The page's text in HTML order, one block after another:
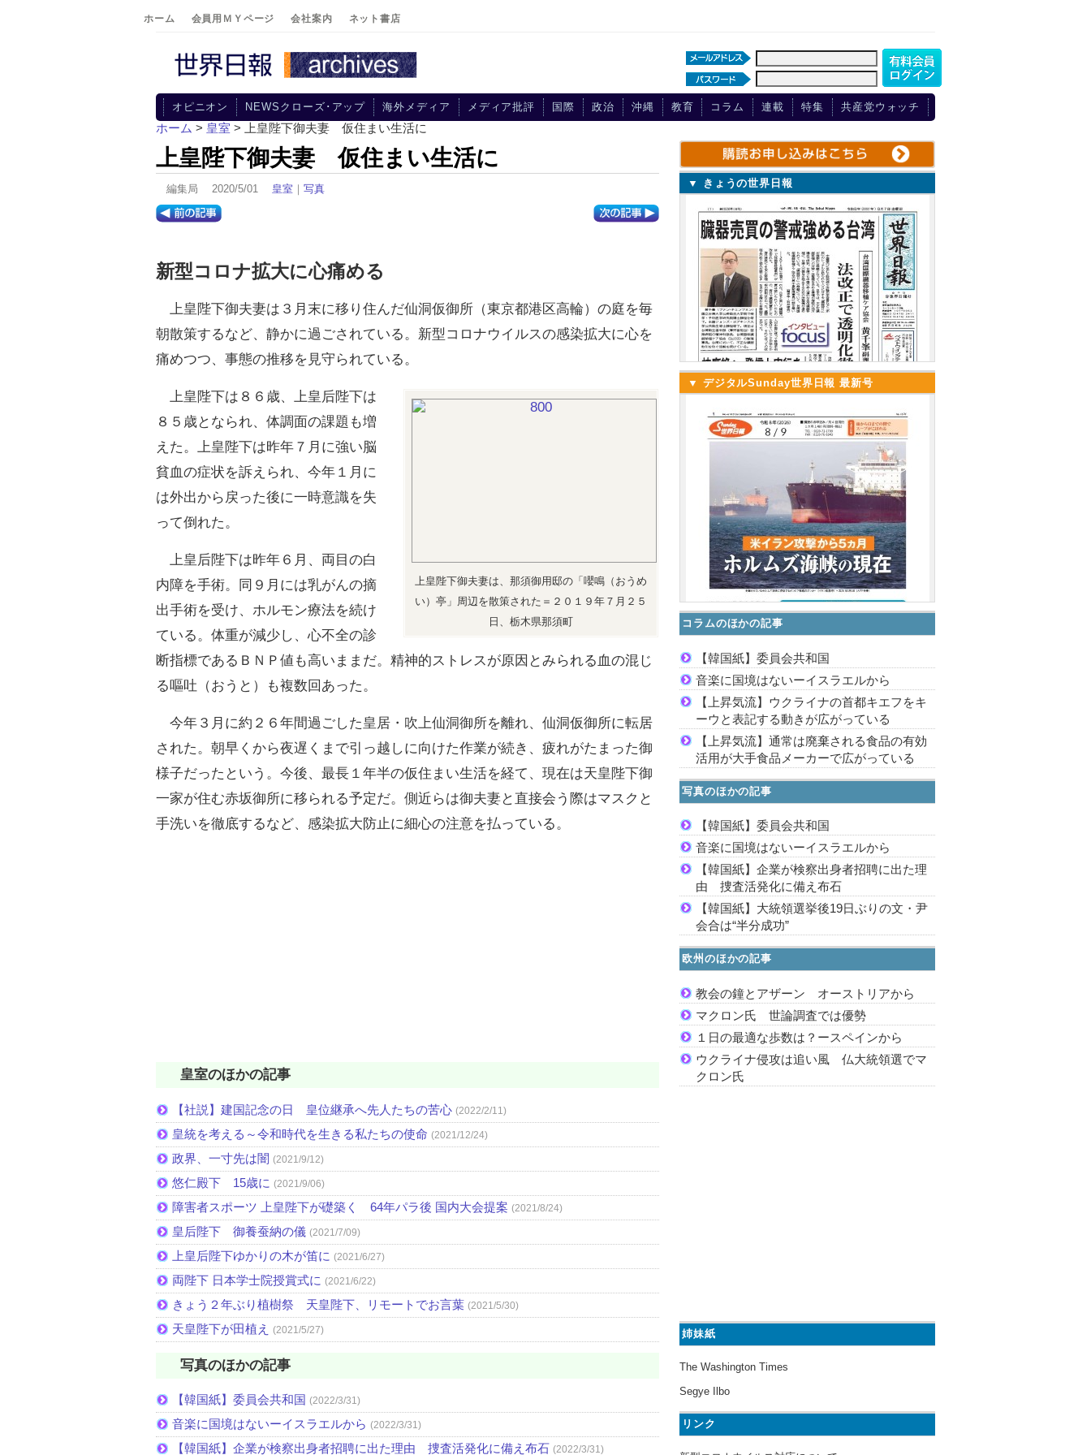
ホーム 会員用ＭＹページ 会社案内 ネット書店
オピニオン NEWSクローズ･アップ 海外メディア メディア批評 国際 政治 沖縄 教育 コラム 連載 特集 共産党ウォッチ
ホーム > 皇室 > 上皇陛下御夫妻 仮住まい生活に
上皇陛下御夫妻 仮住まい生活に
編集局 2020/5/01 皇室 ｜ 写真
新型コロナ拡大に心痛める
上皇陛下御夫妻は３月末に移り住んだ仙洞仮御所（東京都港区高輪）の庭を毎
朝散策するなど、静かに過ごされている。新型コロナウイルスの感染拡大に心を
痛めつつ、事態の推移を見守られている。
上皇陛下御夫妻は、那須御用邸の「嚶鳴（おうめ
い）亭」周辺を散策された＝２０１９年７月２５
日、栃木県那須町
上皇陛下は８６歳、上皇后陛下は
８５歳となられ、体調面の課題も増
えた。上皇陛下は昨年７月に強い脳
貧血の症状を訴えられ、今年１月に
は外出から戻った後に一時意識を失
って倒れた。
上皇后陛下は昨年６月、両目の白
内障を手術。同９月には乳がんの摘
出手術を受け、ホルモン療法を続け
ている。体重が減少し、心不全の診
断指標であるＢＮＰ値も高いままだ。精神的ストレスが原因とみられる血の混じ
る嘔吐（おうと）も複数回あった。
今年３月に約２６年間過ごした皇居・吹上仙洞御所を離れ、仙洞仮御所に転居
された。朝早くから夜遅くまで引っ越しに向けた作業が続き、疲れがたまった御
様子だったという。今後、最長１年半の仮住まい生活を経て、現在は天皇陛下御
一家が住む赤坂御所に移られる予定だ。側近らは御夫妻と直接会う際はマスクと
手洗いを徹底するなど、感染拡大防止に細心の注意を払っている。
皇室のほかの記事
【社説】建国記念の日 皇位継承へ先人たちの苦心 (2022/2/11)
皇統を考える～令和時代を生きる私たちの使命 (2021/12/24)
政界、一寸先は闇 (2021/9/12)
悠仁殿下 15歳に (2021/9/06)
障害者スポーツ 上皇陛下が礎築く 64年パラ後 国内大会提案 (2021/8/24)
皇后陛下 御養蚕納の儀 (2021/7/09)
上皇后陛下ゆかりの木が笛に (2021/6/27)
両陛下 日本学士院授賞式に (2021/6/22)
きょう２年ぶり植樹祭 天皇陛下、リモートでお言葉 (2021/5/30)
天皇陛下が田植え (2021/5/27)
写真のほかの記事
【韓国紙】委員会共和国 (2022/3/31)
音楽に国境はないーイスラエルから (2022/3/31)
【韓国紙】企業が検察出身者招聘に出た理由 捜査活発化に備え布石 (2022/3/31)
▼ きょうの世界日報
▼ デジタルSunday世界日報 最新号
コラムのほかの記事
【韓国紙】委員会共和国
音楽に国境はないーイスラエルから
【上昇気流】ウクライナの首都キエフをキ
ーウと表記する動きが広がっている
【上昇気流】通常は廃棄される食品の有効
活用が大手食品メーカーで広がっている
写真のほかの記事
【韓国紙】委員会共和国
音楽に国境はないーイスラエルから
【韓国紙】企業が検察出身者招聘に出た理
由 捜査活発化に備え布石
【韓国紙】大統領選挙後19日ぶりの文・尹
会合は“半分成功”
欧州のほかの記事
教会の鐘とアザーン オーストリアから
マクロン氏 世論調査では優勢
１日の最適な歩数は？ースペインから
ウクライナ侵攻は追い風 仏大統領選でマ
クロン氏
姉妹紙
The Washington Times
Segye Ilbo
リンク